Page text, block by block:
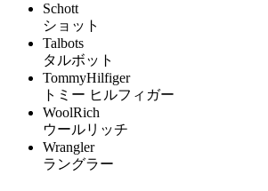
Schott
ショット
Talbots
タルボット
TommyHilfiger
トミー ヒルフィガー
WoolRich
ウールリッチ
Wrangler
ラングラー